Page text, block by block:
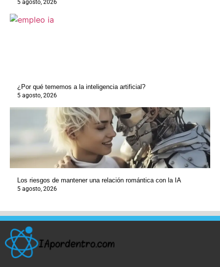
5 agosto, 2026
¿Por qué tememos a la inteligencia artificial?
5 agosto, 2026
Los riesgos de mantener una relación romántica con la IA
5 agosto, 2026